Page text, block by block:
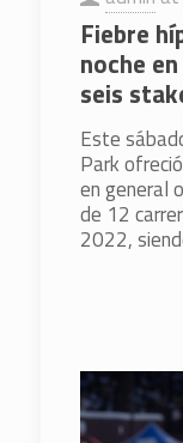
Fiebre
noche
seis
Este
Park
en general
de 12
2022,